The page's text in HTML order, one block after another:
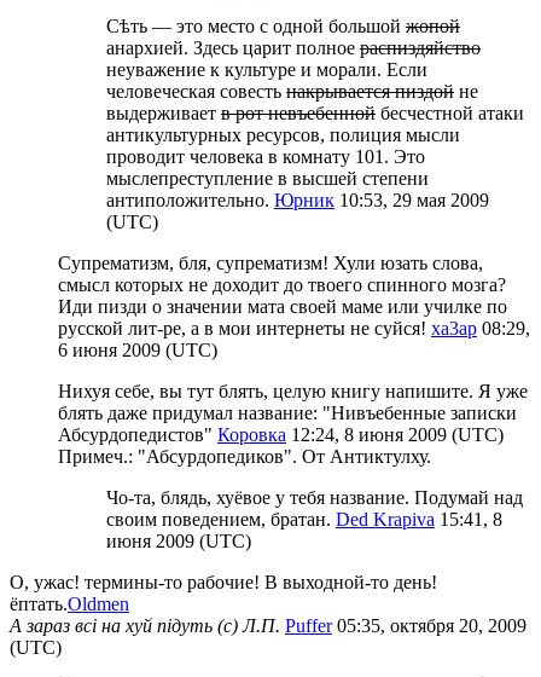
Сѣть — это место с одной большой жопой
анархией. Здесь царит полное распиздяйство
неуважение к культуре и морали. Если
человеческая совесть накрывается пиздой не
выдерживает в рот невъебенной бесчестной атаки
антикультурных ресурсов, полиция мысли
проводит человека в комнату 101. Это
мыслепреступление в высшей степени
антиположительно. Юрник 10:53, 29 мая 2009
(UTC)
Супрематизм, бля, супрематизм! Хули юзать слова,
смысл которых не доходит до твоего спинного мозга?
Иди пизди о значении мата своей маме или училке по
русской лит-ре, а в мои интернеты не суйся! xa3ap 08:29,
6 июня 2009 (UTC)
Нихуя себе, вы тут блять, целую книгу напишите. Я уже
блять даже придумал название: "Нивъебенные записки
Абсурдопедистов" Коровка 12:24, 8 июня 2009 (UTC)
Примеч.: "Абсурдопедиков". От Антиктулху.
Чо-та, блядь, хуёвое у тебя название. Подумай над
своим поведением, братан. Ded Krapiva 15:41, 8
июня 2009 (UTC)
О, ужас! термины-то рабочие! В выходной-то день!
ёптать.Oldmen
А зараз всi на хуй пiдуть (c) Л.П. Puffer05:35, октября 20, 2009
(UTC)